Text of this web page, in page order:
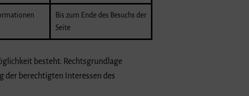
Bis zum Ende des Besuchs der
Seite
besteht. Rechtsgrundlage
der berechtigten Interessen des